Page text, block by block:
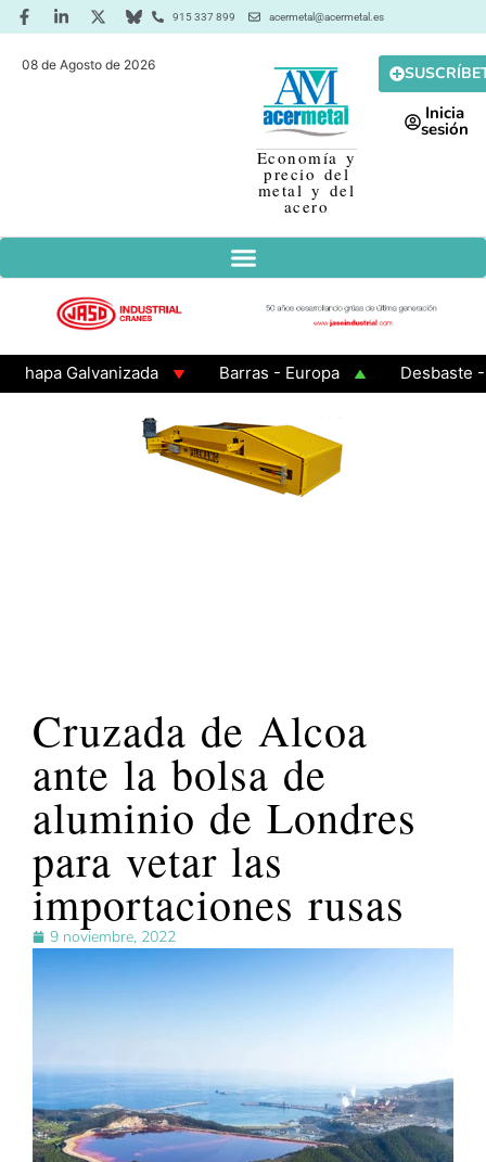
915 337 899 acermetal@acermetal.es
08 de Agosto de 2026
Economía y
precio del
metal y del
acero
Inicia
sesión
Galvanizada Barras - Europa
Desbaste -
Cruzada de Alcoa
ante la bolsa de
aluminio de Londres
para vetar las
importaciones rusas
9 noviembre, 2022